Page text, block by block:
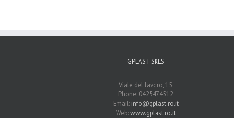
GPLAST SRLS
Viale del lavoro, 15
Phone: 0425474512
Email: info@gplast.ro.it
Web:www.gplast.ro.it